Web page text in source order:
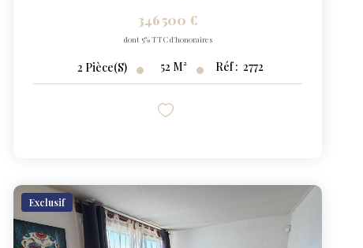
346 500 €
dont 5% TTC d'honoraires
2 Pièce(s) 52 M² Réf : 2772
Exclusif